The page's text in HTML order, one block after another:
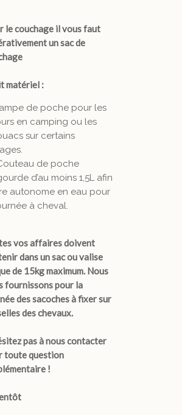
le couchage il vous faut
un sac de
matériel :
de poche pour les
en camping ou les
sur certains
de poche
d’au moins 1,5L afin
autonome en eau pour
à cheval.
vos affaires doivent
dans un sac ou valise
de 15kg maximum. Nous
fournissons pour la
des sacoches à fixer sur
des chevaux.
pas à nous contacter
toute question
!